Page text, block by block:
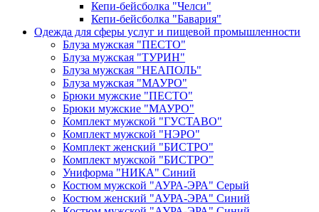
Кепи-бейсболка "Челси"
Кепи-бейсболка "Бавария"
Одежда для сферы услуг и пищевой промышленности
Блуза мужская "ПЕСТО"
Блуза мужская "ТУРИН"
Блуза мужская "НЕАПОЛЬ"
Блуза мужская "МАУРО"
Брюки мужские "ПЕСТО"
Брюки мужские "МАУРО"
Комплект мужской "ГУСТАВО"
Комплект мужской "НЭРО"
Комплект женский "БИСТРО"
Комплект мужской "БИСТРО"
Униформа "НИКА" Синий
Костюм мужской "АУРА-ЭРА" Серый
Костюм женский "АУРА-ЭРА" Синий